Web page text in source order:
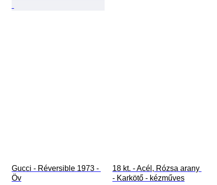
Gucci - Réversible 1973 -
Öv
18 kt. - Acél, Rózsa arany
- Karkötő - kézműves